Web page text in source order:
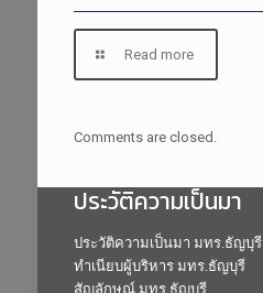
Read more
Comments are closed.
ประวัติความเป็นมา
ประวัติความเป็นมา มทร.ธัญบุรี
ทำเนียบผู้บริหาร มทร.ธัญบุรี
สัญลักษณ์ มทร.ธัญบุรี